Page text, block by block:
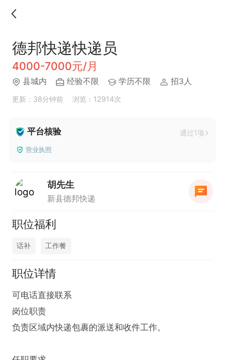
德邦快递快递员
4000-7000元/月
县城内 经验不限 学历不限 招3人
更新：38分钟前 浏览：12914次
平台核验 通过1项
营业执照
胡先生
新县德邦快递
职位福利
话补 工作餐
职位详情
可电话直接联系
岗位职责
负责区域内快递包裹的派送和收件工作。